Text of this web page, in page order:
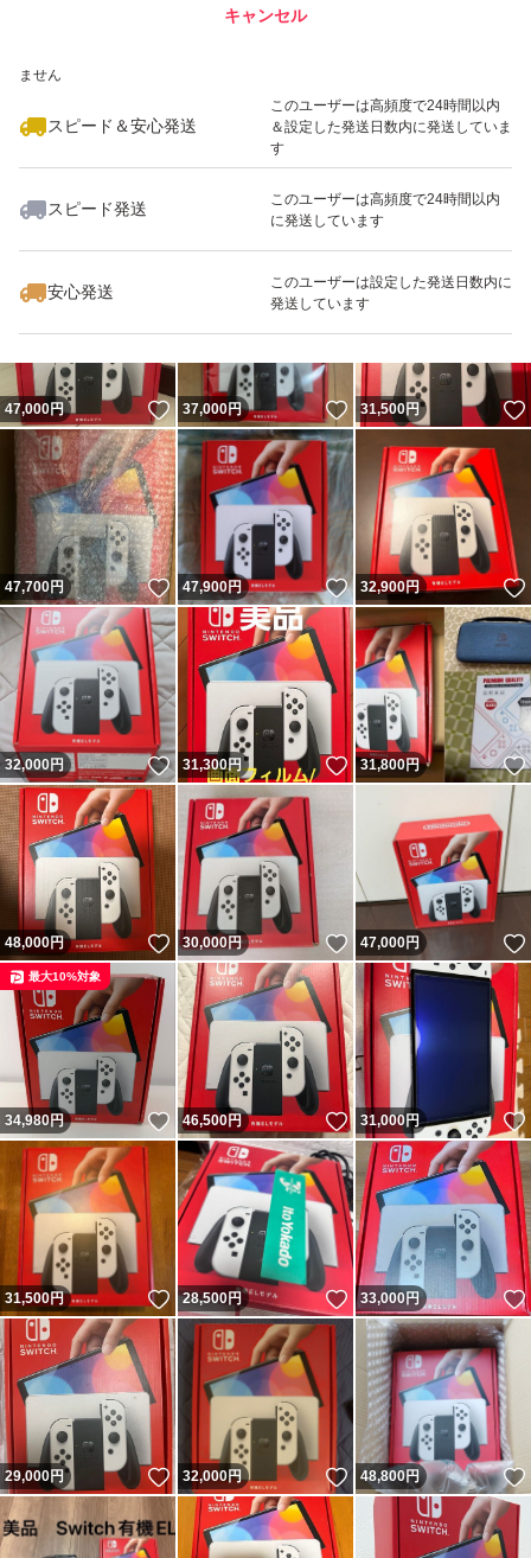
ません
スピード＆安心発送
このユーザーは高頻度で24時間以内
＆設定した発送日数内に発送していま
す
スピード発送
このユーザーは高頻度で24時間以内
に発送しています
安心発送
このユーザーは設定した発送日数内に
発送しています
キャンセル
いいね！
45,200
47,000円 いいね！
37,000円 いいね！
31,500円
47,700円 いいね！
47,900円 いいね！
32,900円
32,000円 いいね！
31,300円 いいね！
31,800円
48,000円 いいね！
30,000円 いいね！
47,000円
34,980円 いいね！
最大10%対象
46,500円 いいね！
31,000円
31,500円 いいね！
28,500円 いいね！
33,000円
29,000円 いいね！
32,000円 いいね！
48,800円